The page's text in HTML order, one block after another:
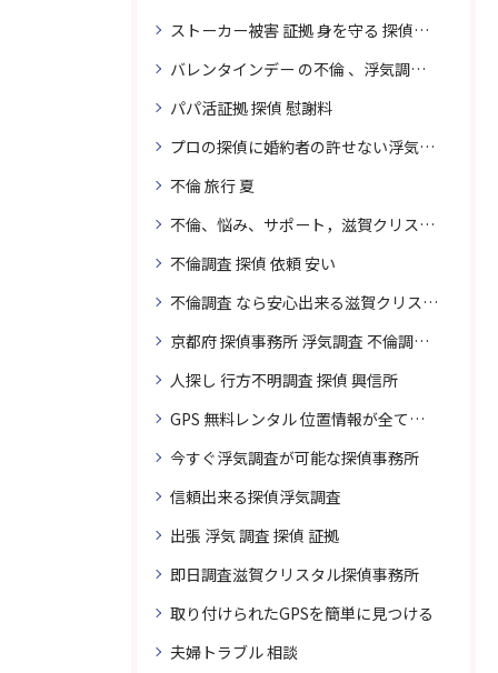
ストーカー被害 証拠 身を守る 探偵に頼む
バレンタインデー の不倫 、浮気調査に強い探偵
パパ活証拠 探偵 慰謝料
プロの探偵に婚約者の許せない浮気、無料相談で解決
不倫 旅行 夏
不倫、悩み、サポート，滋賀クリスタル探偵
不倫調査 探偵 依頼 安い
不倫調査 なら安心出来る滋賀クリスタル探偵事務所へご依頼
京都府 探偵事務所 浮気調査 不倫調査 専門 無料相談
人探し 行方不明調査 探偵 興信所
GPS 無料レンタル 位置情報が全てわかります
今すぐ浮気調査が可能な探偵事務所
信頼出来る探偵浮気調査
出張 浮気 調査 探偵 証拠
即日調査滋賀クリスタル探偵事務所
取り付けられたGPSを簡単に見つける
夫婦トラブル 相談